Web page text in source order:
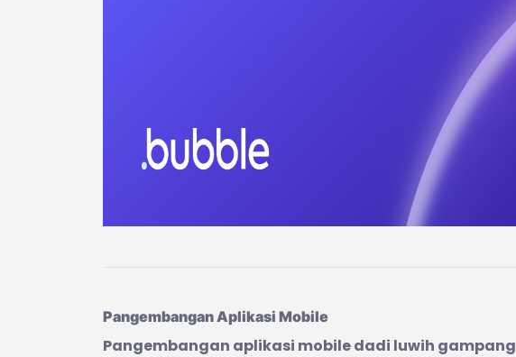
Pangembangan Aplikasi Mobile
Pangembangan aplikasi mobile dadi luwih gampang